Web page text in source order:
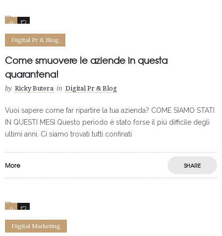
0 0
Digital Pr & Blog
Come smuovere le aziende in questa
quarantena!
by Ricky Butera in Digital Pr & Blog
Vuoi sapere come far ripartire la tua azienda? COME SIAMO STATI
IN QUESTI MESI Questo periodo è stato forse il più difficile degli
ultimi anni. Ci siamo trovati tutti confinati
More SHARE
0 0
Digital Marketing